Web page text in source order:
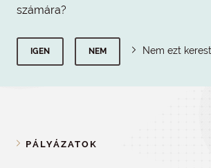
számára?
IGEN NEM Nem ezt
PÁLYÁZATOK